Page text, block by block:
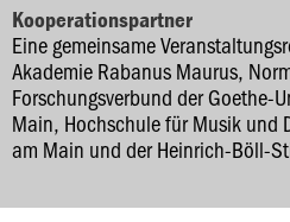
Kooperationspartner
Eine gemeinsame
Akademie Rabanus Maurus,
Forschungsverbund der Goethe-
Main, Hochschule für Musik und
am Main und der Heinrich-Böll-